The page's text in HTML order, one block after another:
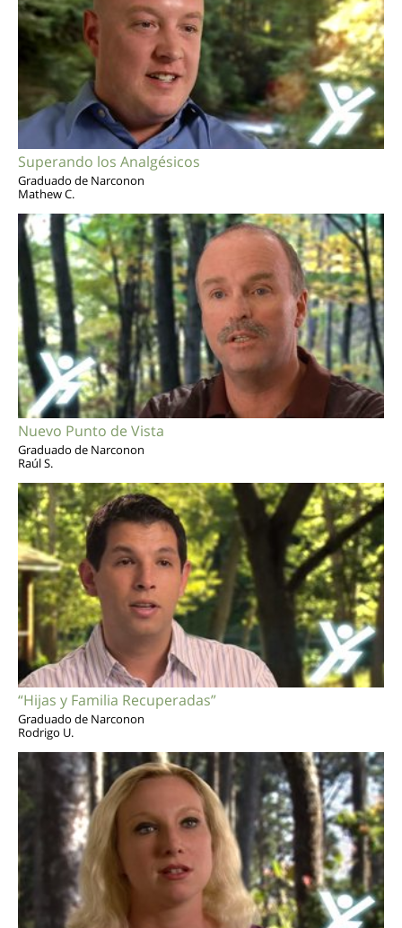
Superando los Analgésicos
Graduado de Narconon
Mathew C.
Nuevo Punto de Vista
Graduado de Narconon
Raúl S.
“Hijas y Familia Recuperadas”
Graduado de Narconon
Rodrigo U.